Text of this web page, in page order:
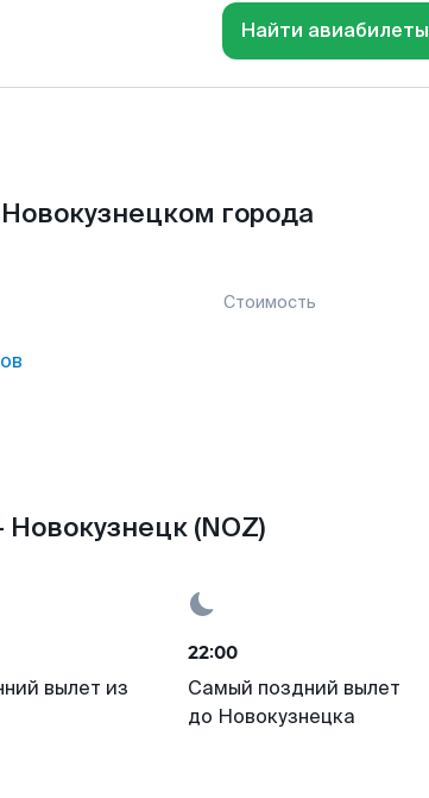
Найти авиабилеты
города
Стоимость
(NOZ)
вылет из
22:00
Самый поздний вылет
до Новокузнецка